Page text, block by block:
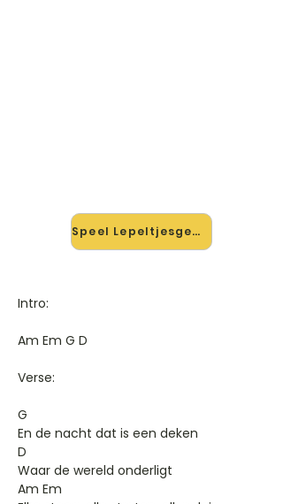
Speel Lepeltjesgewijs mee →
Intro:
Am Em G D
Verse:
G
En de nacht dat is een deken
D
Waar de wereld onderligt
Am Em